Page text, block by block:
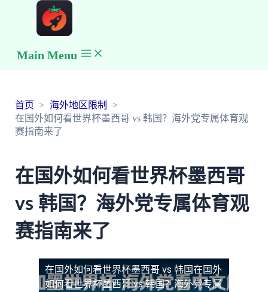
Main Menu
首页
海外地区限制
在国外如何看世界杯墨西哥 vs 韩国？海外党专属体育观
赛指南来了
在国外如何看世界杯墨西哥
vs 韩国？海外党专属体育观
赛指南来了
在国外如何看世界杯墨西哥 vs 韩国在国外
如何看世界杯墨西哥 vs 韩国？海外党专属